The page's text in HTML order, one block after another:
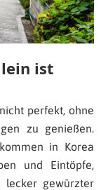
ist
perfekt, ohne
zu genießen.
in Korea
und Eintöpfe,
gewürzter